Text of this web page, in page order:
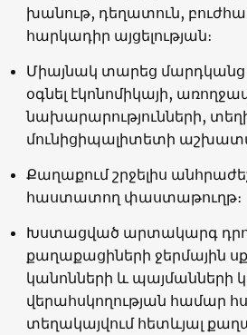
խանութ, դեղատուն,
հարկադիր այցելության։
Միայնակ տարեց
օգնել էկոնոմիկայի,
նախարարությունների,
մունիցիպալիտետի
Քաղաքում շրջելիս
հաստատող փաստաթուղթ։
Խստացված արտակարգ
քաղաքացիների ջերմային
կանոնների և
վերահսկողության համար
տեղակայվում հետևյալ